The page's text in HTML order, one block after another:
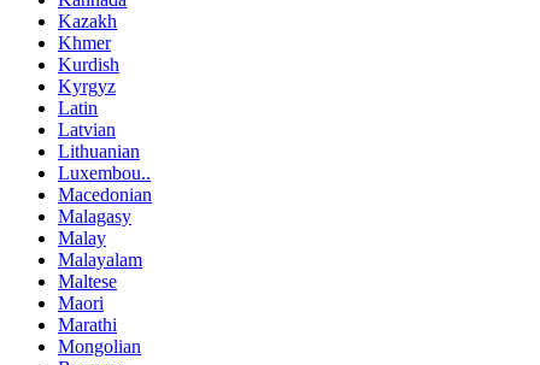
Kazakh
Khmer
Kurdish
Kyrgyz
Latin
Latvian
Lithuanian
Luxembou..
Macedonian
Malagasy
Malay
Malayalam
Maltese
Maori
Marathi
Mongolian